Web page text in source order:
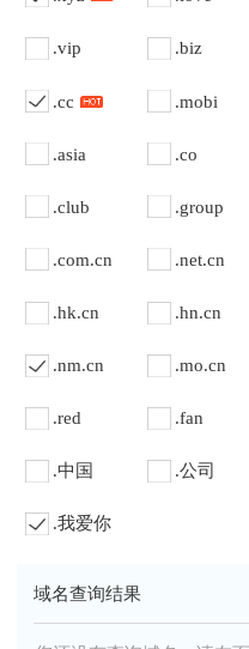
.vip .biz
.cc .mobi
.asia .co
.club .group
.com.cn .net.cn
.hk.cn .hn.cn
.nm.cn .mo.cn
.red .fan
.中国 .公司
.我爱你
域名查询结果